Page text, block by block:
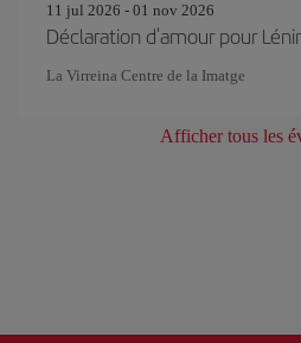
11 jul 2026 - 01 nov 2026
Déclaration d'amour pour
La Virreina Centre de la Imatge
Afficher tous les